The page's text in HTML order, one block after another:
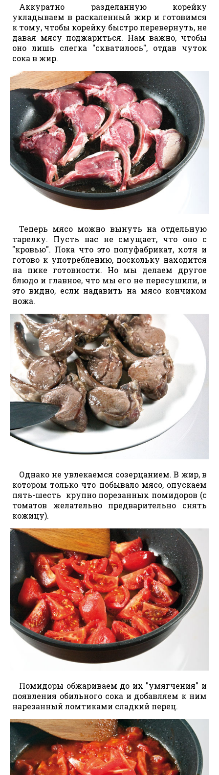
Аккуратно разделанную корейку
укладываем в раскаленный жир и готовимся
к тому, чтобы корейку быстро перевернуть, не
давая мясу поджариться. Нам важно, чтобы
оно лишь слегка "схватилось", отдав чуток
сока в жир.
Теперь мясо можно вынуть на отдельную
тарелку. Пусть вас не смущает, что оно с
"кровью". Пока что это полуфабрикат, хотя и
готово к употреблению, поскольку находится
на пике готовности. Но мы делаем другое
блюдо и главное, что мы его не пересушили, и
это видно, если надавить на мясо кончиком
ножа.
Однако не увлекаемся созерцанием. В жир, в
котором только что побывало мясо, опускаем
пять-шесть крупно порезанных помидоров (с
томатов желательно предварительно снять
кожицу).
Помидоры обжариваем до их "умягчения" и
появления обильного сока и добавляем к ним
нарезанный ломтиками сладкий перец.